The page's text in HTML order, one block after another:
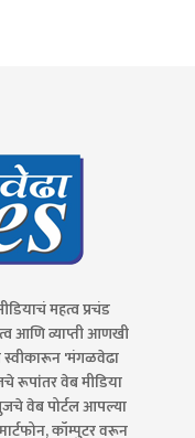
महत्व प्रचंड
आणि व्याप्ती आणखी
स्वीकारून 'मंगळवेढा
रूपांतर वेब मीडिया
वेब पोर्टल आपल्या
कॉम्पुटर वरून